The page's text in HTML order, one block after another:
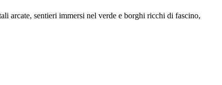
arcate, sentieri immersi nel verde e borghi ricchi di fascino,